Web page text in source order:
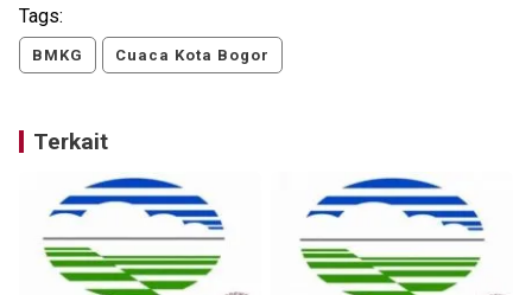
Tags:
BMKG Cuaca Kota Bogor
Terkait